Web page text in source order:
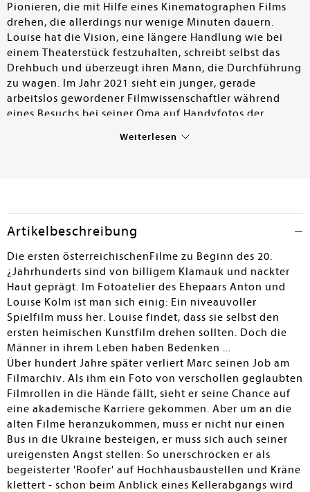
Pionieren, die mit Hilfe eines Kinematographen Films
drehen, die allerdings nur wenige Minuten dauern.
Louise hat die Vision, eine längere Handlung wie bei
einem Theaterstück festzuhalten, schreibt selbst das
Drehbuch und überzeugt ihren Mann, die Durchführung
zu wagen. Im Jahr 2021 sieht ein junger, gerade
arbeitslos gewordener Filmwissenschaftler während
eines Besuchs bei seiner Oma auf Handyfotos der
mit Titeln der Films des Ehepaars Kolm. Um die Filme zu
anderen zeitlichen Handlungsstrang. Interessant ist es,
den Beginn der Geschichte der österreichischen
Filmindustrie kennenzulernen, am Beispiel des Ehepaars
Kolm. Trotz all der Anfangsschwierigkeiten lässt sich vor
allem Louise Kolm nicht davon abhalten, mit dem
Filmen weiterzumachen. Dass sich ein Jahrhundert
später ein Filmwissenschaftler allen Gefahren aussetzt,
um diese "Films" für die Nachwelt zu retten, rundet die
Handlung wunderbar ab. Fein herausgearbeitet ist die
Person des Filmwissenschaftlers, der wegen seiner
Lebensrealität niedergeschlagen, doch trotz allem
vorsichtig hoffnungsvoll der Zukunft entgegenblickt.
Empfehlenswert!
Gabriele Berberich
Weiterlesen
Artikelbeschreibung
Die ersten österreichischenFilme zu Beginn des 20.
¿Jahrhunderts sind von billigem Klamauk und nackter
Haut geprägt. Im Fotoatelier des Ehepaars Anton und
Louise Kolm ist man sich einig: Ein niveauvoller
Spielfilm muss her. Louise findet, dass sie selbst den
ersten heimischen Kunstfilm drehen sollten. Doch die
Männer in ihrem Leben haben Bedenken ...
Über hundert Jahre später verliert Marc seinen Job am
Filmarchiv. Als ihm ein Foto von verschollen geglaubten
Filmrollen in die Hände fällt, sieht er seine Chance auf
eine akademische Karriere gekommen. Aber um an die
alten Filme heranzukommen, muss er nicht nur einen
Bus in die Ukraine besteigen, er muss sich auch seiner
ureigensten Angst stellen: So unerschrocken er als
begeisterter 'Roofer' auf Hochhausbaustellen und Kräne
klettert - schon beim Anblick eines Kellerabgangs wird